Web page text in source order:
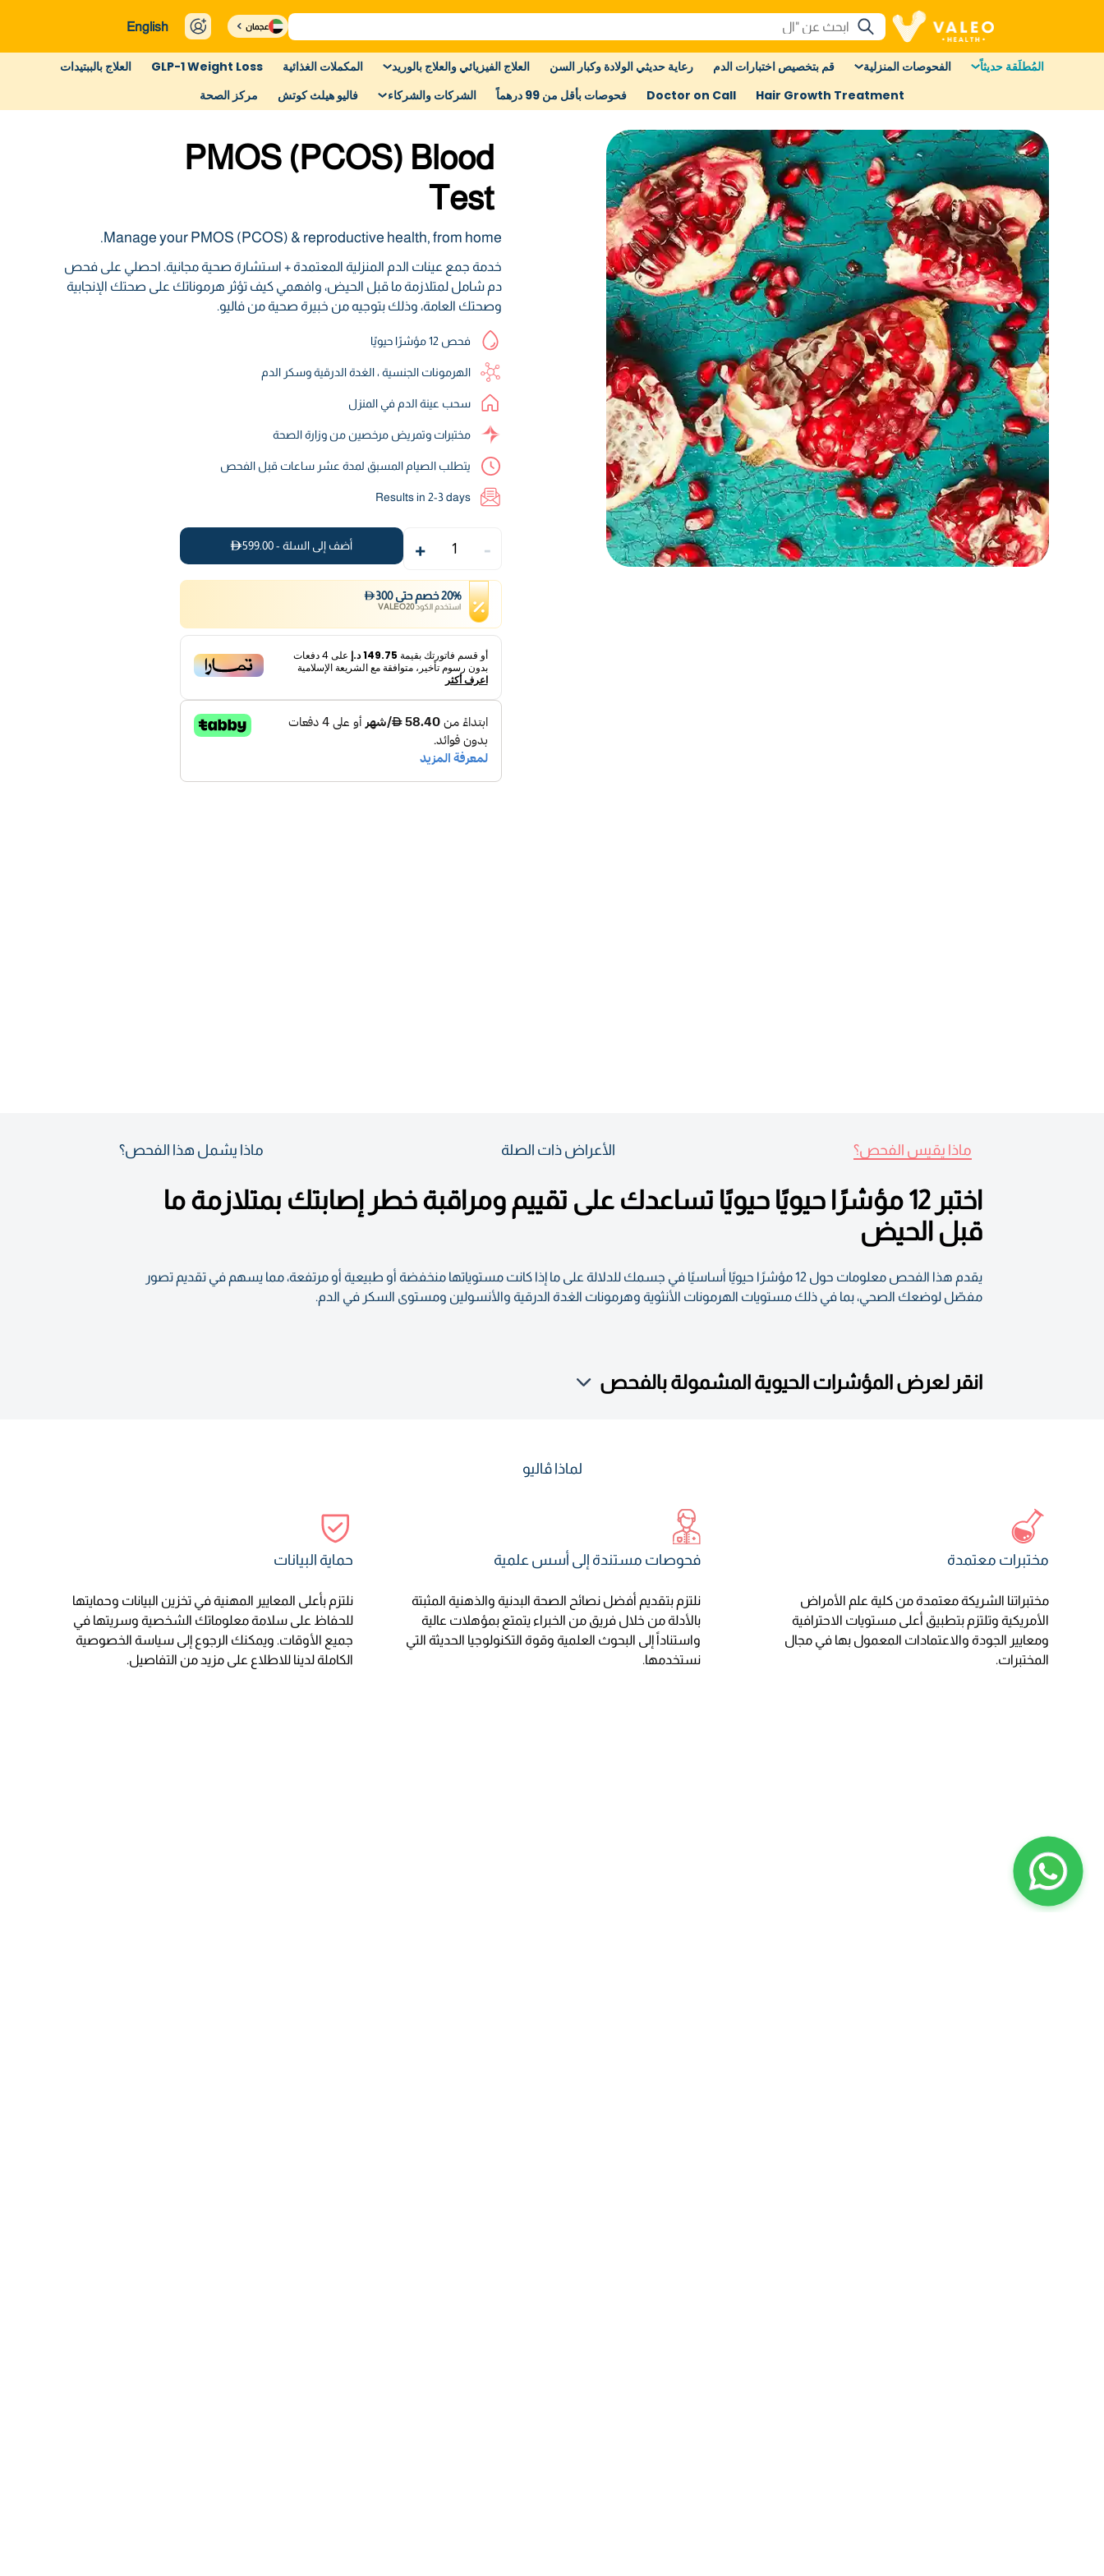
عجمان English
المُطلَقة حديثاً الفحوصات المنزلية قم بتخصيص اختبارات الدم رعاية حديثي الولادة وكبار السن العلاج الفيزيائي والعلاج بالوريد المكملات الغذائية GLP-1 Weight Loss
العلاج بالببتيدات
Hair Growth Treatment
Doctor on Call فحوصات بأقل من 99 درهماً الشركات والشركاء فاليو هيلث كوتش مركز الصحة
PMOS (PCOS) Blood
Test
Manage your PMOS (PCOS) & reproductive health, from home.
خدمة جمع عينات الدم المنزلية المعتمدة + استشارة صحية مجانية. احصلي على فحص
دم شامل لمتلازمة ما قبل الحيض، وافهمي كيف تؤثر هرموناتك على صحتك الإنجابية
وصحتك العامة، وذلك بتوجيه من خبيرة صحية من فاليو.
فحص 12 مؤشرًا حيويًا
الهرمونات الجنسية ، الغدة الدرقية وسكر الدم
سحب عينة الدم في المنزل
مختبرات وتمريض مرخصين من وزارة الصحة
يتطلب الصيام المسبق لمدة عشر ساعات قبل الفحص
Results in 2-3 days
-
1
+ أضف إلى السلة -599.00
20% خصم حتى 300
استخدم الكود VALEO20
أو قسم فاتورتك بقيمة 149.75 د.إ على4دفعات
بدون رسوم تأخير، متوافقة مع الشريعة الإسلامية
اعرف أكثر
ماذا يقيس الفحص؟ الأعراض ذات الصلة ماذا يشمل هذا الفحص؟
اختبر 12 مؤشرًا حيويًا حيويًا تساعدك على تقييم ومراقبة خطر إصابتك بمتلازمة ما
قبل الحيض
يقدم هذا الفحص معلومات حول 12 مؤشرًا حيويًا أساسيًا في جسمك للدلالة على ما إذا كانت مستوياتها منخفضة أو طبيعية أو مرتفعة، مما يسهم في تقديم تصور
مفصّل لوضعك الصحي، بما في ذلك مستويات الهرمونات الأنثوية وهرمونات الغدة الدرقية والأنسولين ومستوى السكر في الدم.
انقر لعرض المؤشرات الحيوية المشمولة بالفحص
لماذا ڤاليو
مختبرات معتمدة
مختبراتنا الشريكة معتمدة من كلية علم الأمراض
الأمريكية وتلتزم بتطبيق أعلى مستويات الاحترافية
ومعايير الجودة والاعتمادات المعمول بها في مجال
المختبرات.
فحوصات مستندة إلى أسس علمية
نلتزم بتقديم أفضل نصائح الصحة البدنية والذهنية المثبتة
بالأدلة من خلال فريق من الخبراء يتمتع بمؤهلات عالية
واستناداً إلى البحوث العلمية وقوة التكنولوجيا الحديثة التي
نستخدمها.
حماية البيانات
نلتزم بأعلى المعايير المهنية في تخزين البيانات وحمايتها
للحفاظ على سلامة معلوماتك الشخصية وسريتها في
جميع الأوقات. ويمكنك الرجوع إلى سياسة الخصوصية
الكاملة لدينا للاطلاع على مزيد من التفاصيل.